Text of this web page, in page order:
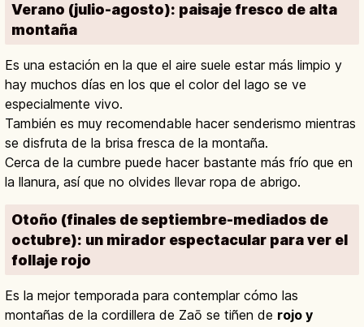
Verano (julio-agosto): paisaje fresco de alta
montaña
Es una estación en la que el aire suele estar más limpio y
hay muchos días en los que el color del lago se ve
especialmente vivo.
También es muy recomendable hacer senderismo mientras
se disfruta de la brisa fresca de la montaña.
Cerca de la cumbre puede hacer bastante más frío que en
la llanura, así que no olvides llevar ropa de abrigo.
Otoño (finales de septiembre-mediados de
octubre): un mirador espectacular para ver el
follaje rojo
Es la mejor temporada para contemplar cómo las
montañas de la cordillera de Zaō se tiñen de rojo y